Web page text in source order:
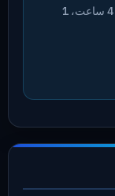
اسکن چندبازه‌ای (15 دقیقه، 1 ساعت، 4 ساعت، 1